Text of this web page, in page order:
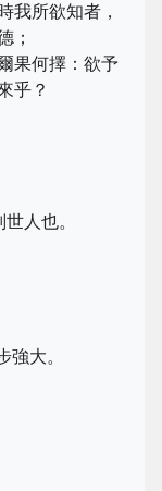
我所欲知者，
；
果何擇：欲予
乎？
人也。
強大。